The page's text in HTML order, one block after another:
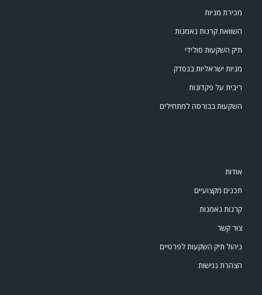
מכירת מניות
השוואת קרנות נאמנות
תיק השקעות סולידי
מניות ישראליות בנסדק
ריבית על פקדונות
השקעות בבורסה למתחילים
אודות
תכנים מקצועיים
קרנות נאמנות
צור קשר
ניהול תיק השקעות לפרטיים
הצהרת נגישות